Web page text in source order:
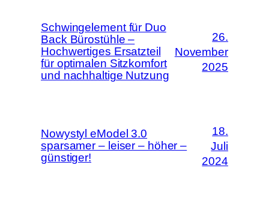
Schwingelement für Duo
Back Bürostühle –
Hochwertiges Ersatzteil
für optimalen Sitzkomfort
und nachhaltige Nutzung
26.
November
2025
Nowystyl eModel 3.0
sparsamer – leiser – höher –
günstiger!
18.
Juli
2024